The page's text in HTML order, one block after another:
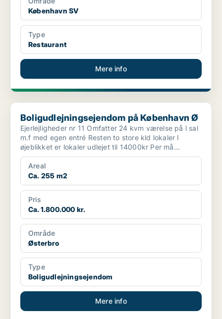
København SV
Type
Restaurant
Mere info
Boligudlejningsejendom på København Ø
Boligudlejningsejendom på København Ø
Ejerlejligheder nr 11 Omfatter 24 kvm værelse på l sal
m.f med egen entré Resten to store kld lokaler I
øjeblikket er lokaler udlejet til 14000kr Per må...
Areal
Ca. 255 m2
Pris
Ca. 1.800.000 kr.
Område
Østerbro
Type
Boligudlejningsejendom
Mere info